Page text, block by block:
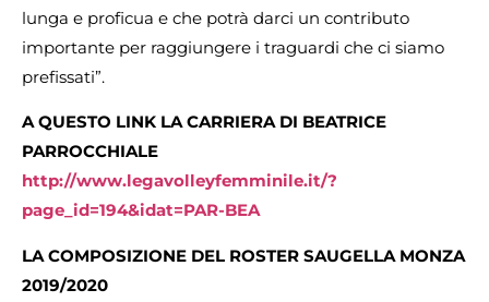
lunga e proficua e che potrà darci un contributo
importante per raggiungere i traguardi che ci siamo
prefissati”.
A QUESTO LINK LA CARRIERA DI BEATRICE
PARROCCHIALE
http://www.legavolleyfemminile.it/?
page_id=194&idat=PAR-BEA
LA COMPOSIZIONE DEL ROSTER SAUGELLA MONZA
2019/2020